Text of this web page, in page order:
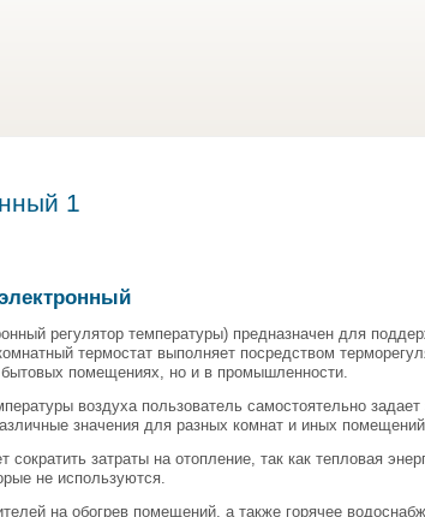
1
регулятор температуры) предназначен для
термостат выполняет посредством
помещениях, но и в промышленности.
воздуха пользователь самостоятельно
значения для разных комнат и иных
сократить затраты на отопление, так как тепловая
не используются.
на обогрев помещений, а также горячее